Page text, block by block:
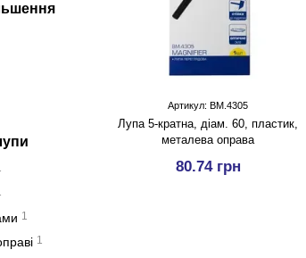
Артикул: BM.4305
Лупа 5-кратна, діам. 60, пластик,
металева оправа
80.74 грн
1
1